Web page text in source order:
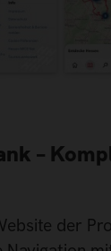
–
der